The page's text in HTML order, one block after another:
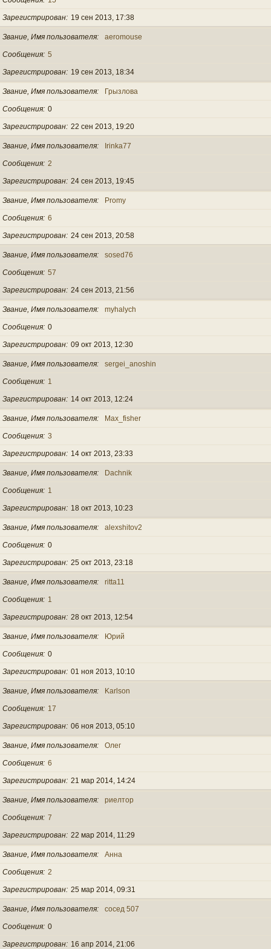
Зарегистрирован 19 сен 2013, 17:38
Звание, Имя пользователя aeromouse
Сообщения 5
Зарегистрирован 19 сен 2013, 18:34
Звание, Имя пользователя Грызлова
Сообщения 0
Зарегистрирован 22 сен 2013, 19:20
Звание, Имя пользователя Irinka77
Сообщения 2
Зарегистрирован 24 сен 2013, 19:45
Звание, Имя пользователя Promy
Сообщения 6
Зарегистрирован 24 сен 2013, 20:58
Звание, Имя пользователя sosed76
Сообщения 57
Зарегистрирован 24 сен 2013, 21:56
Звание, Имя пользователя myhalych
Сообщения 0
Зарегистрирован 09 окт 2013, 12:30
Звание, Имя пользователя sergei_anoshin
Сообщения 1
Зарегистрирован 14 окт 2013, 12:24
Звание, Имя пользователя Max_fisher
Сообщения 3
Зарегистрирован 14 окт 2013, 23:33
Звание, Имя пользователя Dachnik
Сообщения 1
Зарегистрирован 18 окт 2013, 10:23
Звание, Имя пользователя alexshitov2
Сообщения 0
Зарегистрирован 25 окт 2013, 23:18
Звание, Имя пользователя ritta11
Сообщения 1
Зарегистрирован 28 окт 2013, 12:54
Звание, Имя пользователя Юрий
Сообщения 0
Зарегистрирован 01 ноя 2013, 10:10
Звание, Имя пользователя Karlson
Сообщения 17
Зарегистрирован 06 ноя 2013, 05:10
Звание, Имя пользователя Олег
Сообщения 6
Зарегистрирован 21 мар 2014, 14:24
Звание, Имя пользователя риелтор
Сообщения 7
Зарегистрирован 22 мар 2014, 11:29
Звание, Имя пользователя Анна
Сообщения 2
Зарегистрирован 25 мар 2014, 09:31
Звание, Имя пользователя сосед 507
Сообщения 0
Зарегистрирован 16 апр 2014, 21:06